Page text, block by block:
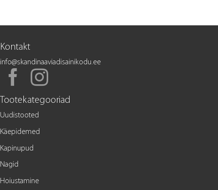
Kontakt
info@skandinaaviadisainikodu.ee
Tootekategooriad
Uudistooted
Käepidemed
Kapinupud
Nagid
Hoiustamine